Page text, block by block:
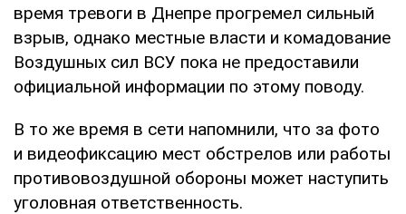
время тревоги в Днепре прогремел сильный
взрыв, однако местные власти и комадование
Воздушных сил ВСУ пока не предоставили
официальной информации по этому поводу.
В то же время в сети напомнили, что за фото
и видеофиксацию мест обстрелов или работы
противовоздушной обороны может наступить
уголовная ответственность.